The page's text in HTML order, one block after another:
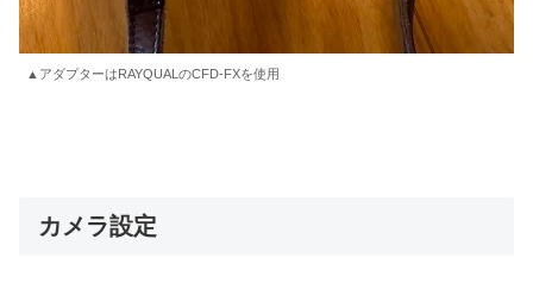
▲アダプターはRAYQUALのCFD-FXを使用
カメラ設定